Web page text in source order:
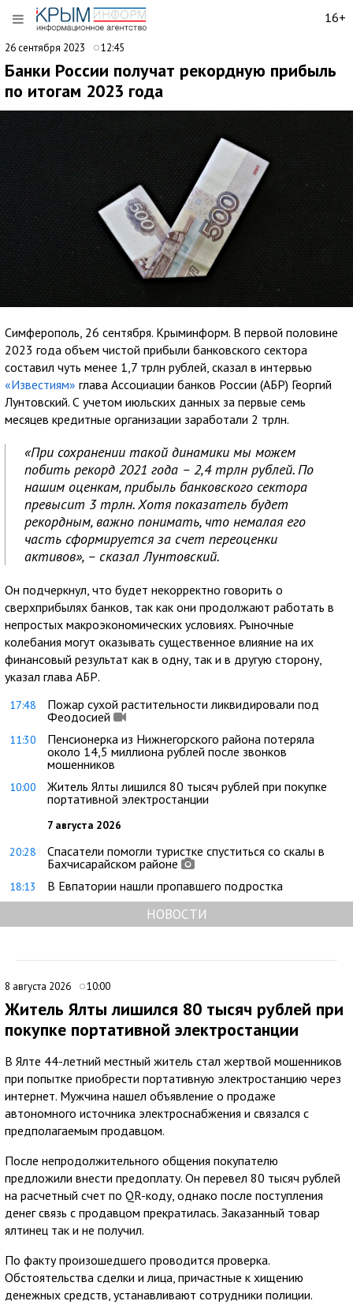
16+
26 сентября 2023 12:45
Банки России получат рекордную прибыль
по итогам 2023 года
Симферополь, 26 сентября. Крыминформ. В первой половине
2023 года объем чистой прибыли банковского сектора
составил чуть менее 1,7 трлн рублей, сказал в интервью
«Известиям» глава Ассоциации банков России (АБР) Георгий
Лунтовский. С учетом июльских данных за первые семь
месяцев кредитные организации заработали 2 трлн.
«При сохранении такой динамики мы можем
побить рекорд 2021 года – 2,4 трлн рублей. По
нашим оценкам, прибыль банковского сектора
превысит 3 трлн. Хотя показатель будет
рекордным, важно понимать, что немалая его
часть сформируется за счет переоценки
активов», – сказал Лунтовский.
Он подчеркнул, что будет некорректно говорить о
сверхприбылях банков, так как они продолжают работать в
непростых макроэкономических условиях. Рыночные
колебания могут оказывать существенное влияние на их
финансовый результат как в одну, так и в другую сторону,
указал глава АБР.
17:48
Пожар сухой растительности ликвидировали под
Феодосией
11:30
Пенсионерка из Нижнегорского района потеряла
около 14,5 миллиона рублей после звонков
мошенников
10:00
Житель Ялты лишился 80 тысяч рублей при покупке
портативной электростанции
7 августа 2026
20:28
Спасатели помогли туристке спуститься со скалы в
Бахчисарайском районе
18:13 В Евпатории нашли пропавшего подростка
НОВОСТИ
8 августа 2026 10:00
Житель Ялты лишился 80 тысяч рублей при
покупке портативной электростанции
В Ялте 44-летний местный житель стал жертвой мошенников
при попытке приобрести портативную электростанцию через
интернет. Мужчина нашел объявление о продаже
автономного источника электроснабжения и связался с
предполагаемым продавцом.
После непродолжительного общения покупателю
предложили внести предоплату. Он перевел 80 тысяч рублей
на расчетный счет по QR-коду, однако после поступления
денег связь с продавцом прекратилась. Заказанный товар
ялтинец так и не получил.
По факту произошедшего проводится проверка.
Обстоятельства сделки и лица, причастные к хищению
денежных средств, устанавливают сотрудники полиции.